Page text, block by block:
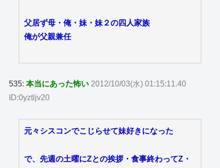
父居ず母・俺・妹・妹２の四人家族
俺が父親兼任
535:本当にあった怖い 2012/10/03(水) 01:15:11.40
ID:0yztljv20
元々シスコンでこじらせて妹好きになった
で、先週の土曜にZとの挨拶・食事終わってZ・